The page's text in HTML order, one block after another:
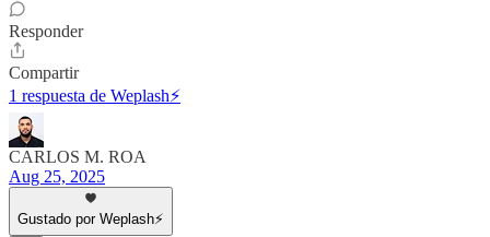
Responder
Compartir
1 respuesta de Weplash⚡️
CARLOS M. ROA
Aug 25, 2025
Gustado por Weplash⚡️